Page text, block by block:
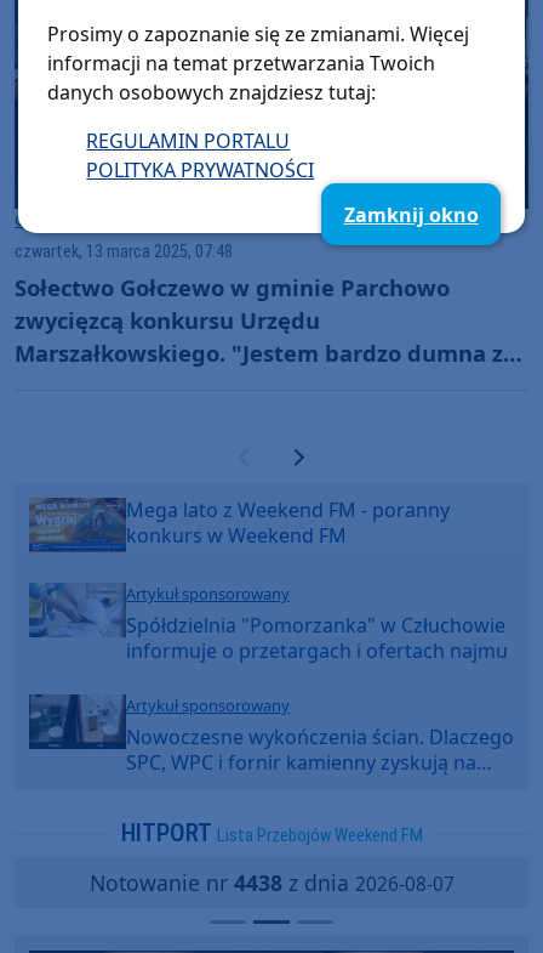
Gmina Parchowo
czwartek, 13 marca 2025, 07:48
Sołectwo Gołczewo w gminie Parchowo
zwycięzcą konkursu Urzędu
Marszałkowskiego. "Jestem bardzo dumna z
Poprzednia strona
Następna strona
Mega lato z Weekend FM - poranny
konkurs w Weekend FM
Artykuł sponsorowany
Spółdzielnia "Pomorzanka" w Człuchowie
informuje o przetargach i ofertach najmu
Artykuł sponsorowany
Nowoczesne wykończenia ścian. Dlaczego
SPC, WPC i fornir kamienny zyskują na
HITPORT Lista Przebojów Weekend FM
Notowanie nr 4438z dnia 2026-08-07
Prosimy o zapoznanie się ze zmianami. Więcej
informacji na temat przetwarzania Twoich
danych osobowych znajdziesz tutaj:
REGULAMIN PORTALU
POLITYKA PRYWATNOŚCI
Zamknij okno